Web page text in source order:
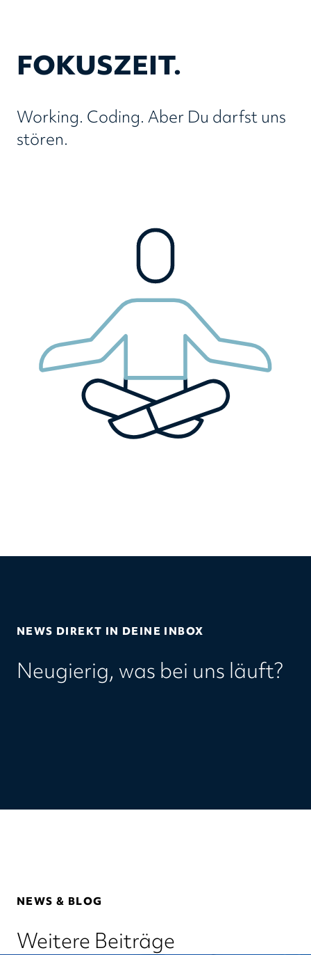
FOKUSZEIT.
Working. Coding. Aber Du darfst uns
stören.
NEWS DIREKT IN DEINE INBOX
Neugierig, was bei uns läuft?
NEWS & BLOG
Weitere Beiträge